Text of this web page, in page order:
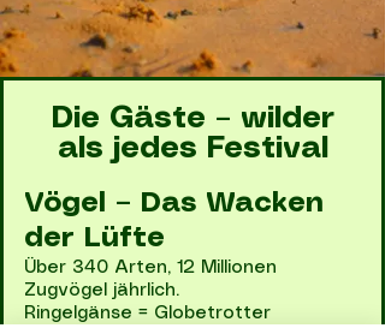
Die Gäste – wilder
als jedes Festival
Vögel – Das Wacken
der Lüfte
Über 340 Arten, 12 Millionen
Zugvögel jährlich.
Ringelgänse = Globetrotter